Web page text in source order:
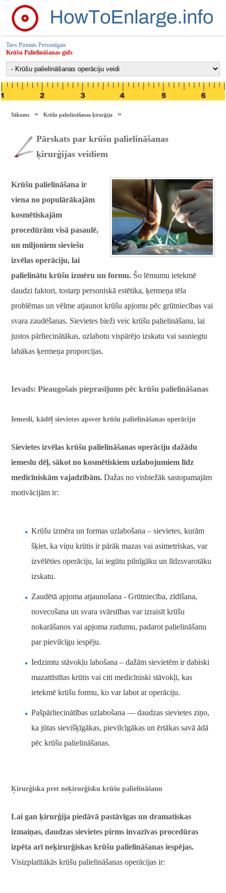
Tavs Pirmais Personīgais
Krūšu Palielināšanas gids:
Sākums Krūšu palielināšanas ķirurģija
Pārskats par krūšu palielināšanas
ķirurģijas veidiem
Krūšu palielināšana ir
viena no populārākajām
kosmētiskajām
procedūrām visā pasaulē,
un miljoniem sieviešu
izvēlas operāciju, lai
palielinātu krūšu izmēru un formu. Šo lēmumu ietekmē
daudzi faktori, tostarp personiskā estētika, ķermeņa tēla
problēmas un vēlme atjaunot krūšu apjomu pēc grūtniecības vai
svara zaudēšanas. Sievietes bieži veic krūšu palielināšanu, lai
justos pārliecinātākas, uzlabotu vispārējo izskatu vai sasniegtu
labākas ķermeņa proporcijas.
Ievads: Pieaugošais pieprasījums pēc krūšu palielināšanas
Iemesli, kādēļ sievietes apsver krūšu palielināšanas operāciju
Sievietes izvēlas krūšu palielināšanas operāciju dažādu
iemeslu dēļ, sākot no kosmētiskiem uzlabojumiem līdz
medicīniskām vajadzībām. Dažas no visbiežāk sastopamajām
motivācijām ir:
Krūšu izmēra un formas uzlabošana – sievietes, kurām
šķiet, ka viņu krūtis ir pārāk mazas vai asimetriskas, var
izvēlēties operāciju, lai iegūtu pilnīgāku un līdzsvarotāku
izskatu.
Zaudētā apjoma atjaunošana - Grūtniecība, zīdīšana,
novecošana un svara svārstības var izraisīt krūšu
nokarāšanos vai apjoma zudumu, padarot palielināšanu
par pievilcīgu iespēju.
Iedzimtu stāvokļu labošana – dažām sievietēm ir dabiski
mazattīstītas krūtis vai citi medicīniski stāvokļi, kas
ietekmē krūšu formu, ko var labot ar operāciju.
Pašpārliecinātības uzlabošana — daudzas sievietes ziņo,
ka jūtas sievišķīgākas, pievilcīgākas un ērtākas savā ādā
pēc krūšu palielināšanas.
Ķirurģiska pret neķirurģisku krūšu palielināšanu
Lai gan ķirurģija piedāvā pastāvīgas un dramatiskas
izmaiņas, daudzas sievietes pirms invazīvas procedūras
izpēta arī neķirurģiskas krūšu palielināšanas iespējas.
Visizplatītākās krūšu palielināšanas operācijas ir: